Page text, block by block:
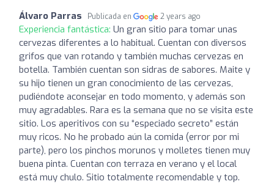
Álvaro Parras Publicada en 2 years ago
Experiencia fantástica: Un gran sitio para tomar unas
cervezas diferentes a lo habitual. Cuentan con diversos
grifos que van rotando y también muchas cervezas en
botella. También cuentan son sidras de sabores. Maite y
su hijo tienen un gran conocimiento de las cervezas,
pudiéndote aconsejar en todo momento, y además son
muy agradables. Rara es la semana que no se visita este
sitio. Los aperitivos con su “especiado secreto” están
muy ricos. No he probado aún la comida (error por mi
parte), pero los pinchos morunos y molletes tienen muy
buena pinta. Cuentan con terraza en verano y el local
está muy chulo. Sitio totalmente recomendable y top.